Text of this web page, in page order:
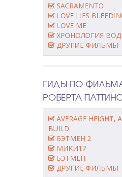
SACRAMENTO
LOVE LIES
LOVE ME
ХРОНОЛОГИЯ
ДРУГИЕ ФИЛЬМЫ
ГИДЫ ПО
РОБЕРТА
AVERAGE HEIGHT,
BUILD
БЭТМЕН 2
МИКИ17
БЭТМЕН
ДРУГИЕ ФИЛЬМЫ